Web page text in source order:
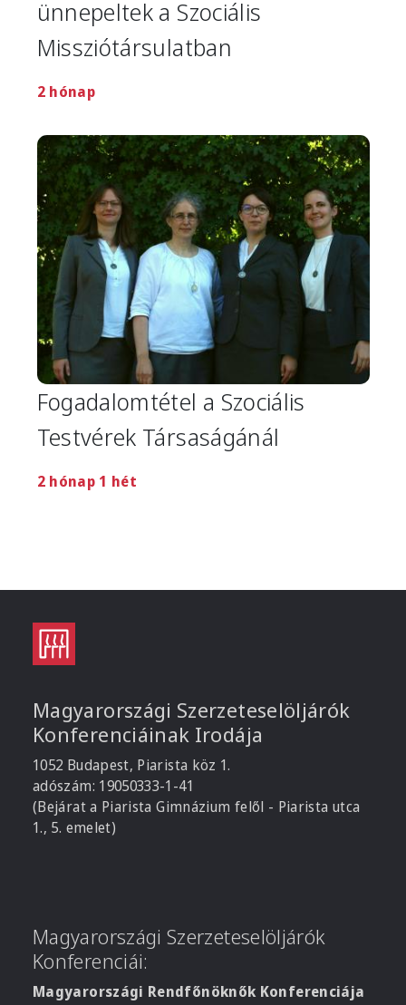
ünnepeltek a Szociális
Missziótársulatban
2 hónap
Image
Fogadalomtétel a Szociális
Testvérek Társaságánál
2 hónap 1 hét
Magyarországi Szerzeteselöljárók
Konferenciáinak Irodája
1052 Budapest, Piarista köz 1.
adószám: 19050333-1-41
(Bejárat a Piarista Gimnázium felől - Piarista utca
1., 5. emelet)
Magyarországi Szerzeteselöljárók
Konferenciái:
Magyarországi Rendfőnöknők Konferenciája